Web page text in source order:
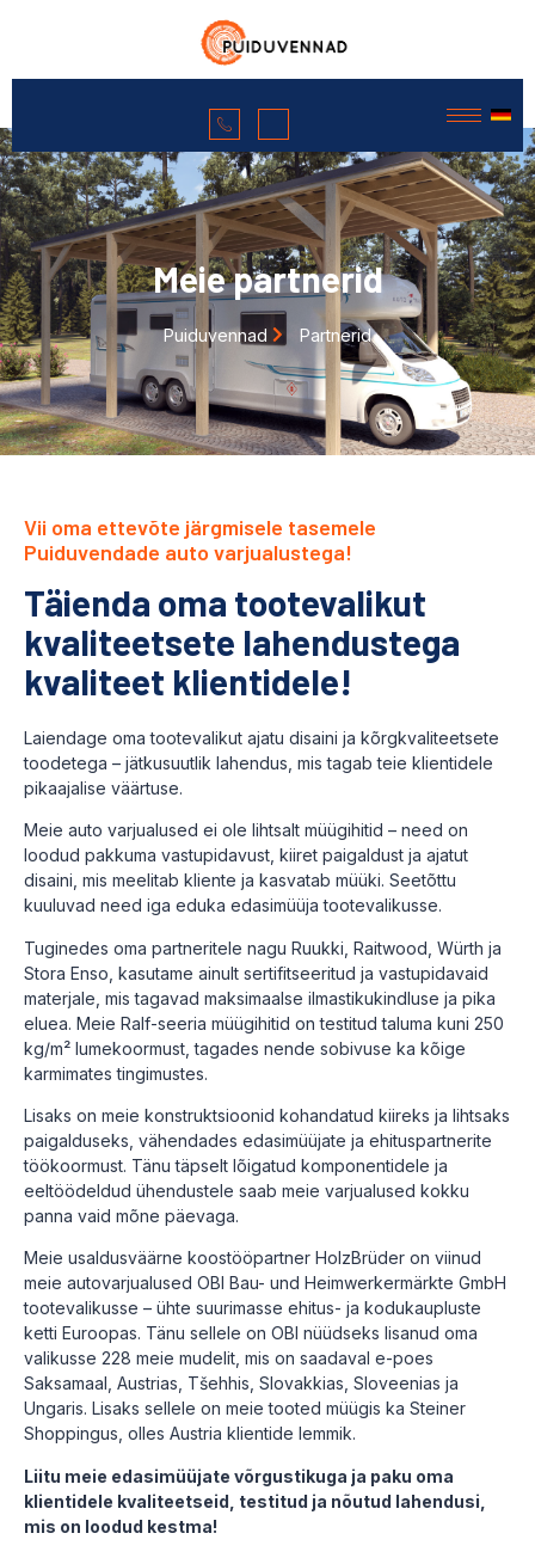
Meie partnerid
Puiduvennad Partnerid
Vii oma ettevõte järgmisele tasemele
Puiduvendade auto varjualustega!
Täienda oma tootevalikut
kvaliteetsete lahendustega
kvaliteet klientidele!
Laiendage oma tootevalikut ajatu disaini ja kõrgkvaliteetsete
toodetega – jätkusuutlik lahendus, mis tagab teie klientidele
pikaajalise väärtuse.
Meie auto varjualused ei ole lihtsalt müügihitid – need on
loodud pakkuma vastupidavust, kiiret paigaldust ja ajatut
disaini, mis meelitab kliente ja kasvatab müüki. Seetõttu
kuuluvad need iga eduka edasimüüja tootevalikusse.
Tuginedes oma partneritele nagu Ruukki, Raitwood, Würth ja
Stora Enso, kasutame ainult sertifitseeritud ja vastupidavaid
materjale, mis tagavad maksimaalse ilmastikukindluse ja pika
eluea. Meie Ralf-seeria müügihitid on testitud taluma kuni 250
kg/m² lumekoormust, tagades nende sobivuse ka kõige
karmimates tingimustes.
Lisaks on meie konstruktsioonid kohandatud kiireks ja lihtsaks
paigalduseks, vähendades edasimüüjate ja ehituspartnerite
töökoormust. Tänu täpselt lõigatud komponentidele ja
eeltöödeldud ühendustele saab meie varjualused kokku
panna vaid mõne päevaga.
Meie usaldusväärne koostööpartner HolzBrüder on viinud
meie autovarjualused OBI Bau- und Heimwerkermärkte GmbH
tootevalikusse – ühte suurimasse ehitus- ja kodukaupluste
ketti Euroopas. Tänu sellele on OBI nüüdseks lisanud oma
valikusse 228 meie mudelit, mis on saadaval e-poes
Saksamaal, Austrias, Tšehhis, Slovakkias, Sloveenias ja
Ungaris. Lisaks sellele on meie tooted müügis ka Steiner
Shoppingus, olles Austria klientide lemmik.
Liitu meie edasimüüjate võrgustikuga ja paku oma
klientidele kvaliteetseid, testitud ja nõutud lahendusi,
mis on loodud kestma!